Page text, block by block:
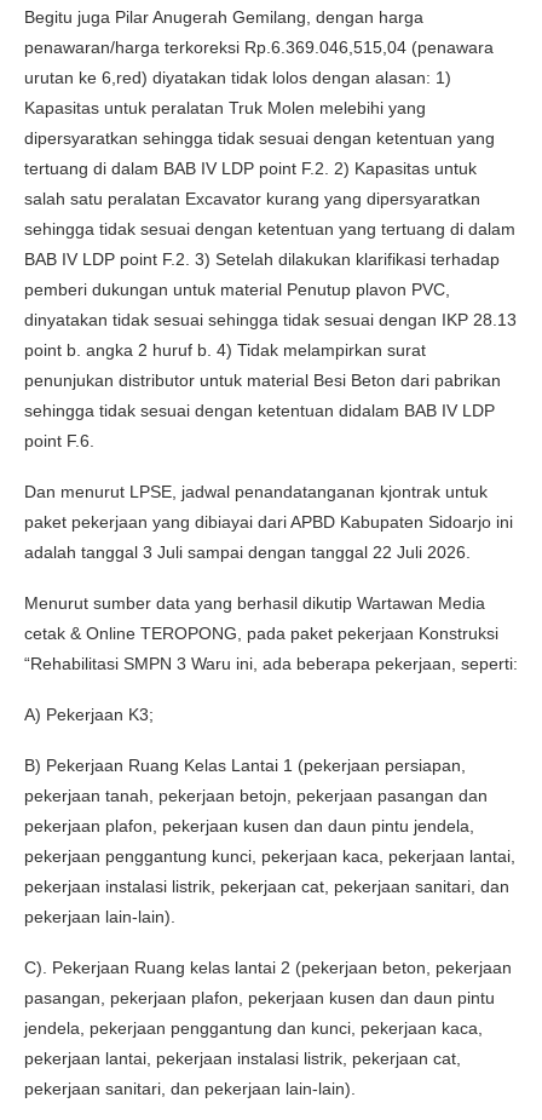
Begitu juga Pilar Anugerah Gemilang, dengan harga
penawaran/harga terkoreksi Rp.6.369.046,515,04 (penawara
urutan ke 6,red) diyatakan tidak lolos dengan alasan: 1)
Kapasitas untuk peralatan Truk Molen melebihi yang
dipersyaratkan sehingga tidak sesuai dengan ketentuan yang
tertuang di dalam BAB IV LDP point F.2. 2) Kapasitas untuk
salah satu peralatan Excavator kurang yang dipersyaratkan
sehingga tidak sesuai dengan ketentuan yang tertuang di dalam
BAB IV LDP point F.2. 3) Setelah dilakukan klarifikasi terhadap
pemberi dukungan untuk material Penutup plavon PVC,
dinyatakan tidak sesuai sehingga tidak sesuai dengan IKP 28.13
point b. angka 2 huruf b. 4) Tidak melampirkan surat
penunjukan distributor untuk material Besi Beton dari pabrikan
sehingga tidak sesuai dengan ketentuan didalam BAB IV LDP
point F.6.
Dan menurut LPSE, jadwal penandatanganan kjontrak untuk
paket pekerjaan yang dibiayai dari APBD Kabupaten Sidoarjo ini
adalah tanggal 3 Juli sampai dengan tanggal 22 Juli 2026.
Menurut sumber data yang berhasil dikutip Wartawan Media
cetak & Online TEROPONG, pada paket pekerjaan Konstruksi
“Rehabilitasi SMPN 3 Waru ini, ada beberapa pekerjaan, seperti:
A) Pekerjaan K3;
B) Pekerjaan Ruang Kelas Lantai 1 (pekerjaan persiapan,
pekerjaan tanah, pekerjaan betojn, pekerjaan pasangan dan
pekerjaan plafon, pekerjaan kusen dan daun pintu jendela,
pekerjaan penggantung kunci, pekerjaan kaca, pekerjaan lantai,
pekerjaan instalasi listrik, pekerjaan cat, pekerjaan sanitari, dan
pekerjaan lain-lain).
C). Pekerjaan Ruang kelas lantai 2 (pekerjaan beton, pekerjaan
pasangan, pekerjaan plafon, pekerjaan kusen dan daun pintu
jendela, pekerjaan penggantung dan kunci, pekerjaan kaca,
pekerjaan lantai, pekerjaan instalasi listrik, pekerjaan cat,
pekerjaan sanitari, dan pekerjaan lain-lain).